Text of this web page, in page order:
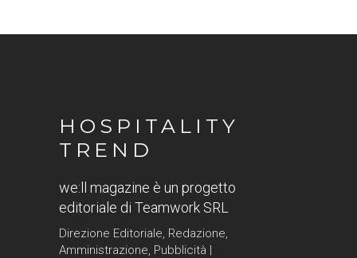
HOSPITALITY
TREND
we:ll magazine è un progetto
editoriale di Teamwork SRL
Direzione Editoriale, Redazione,
Amministrazione, Pubblicità |